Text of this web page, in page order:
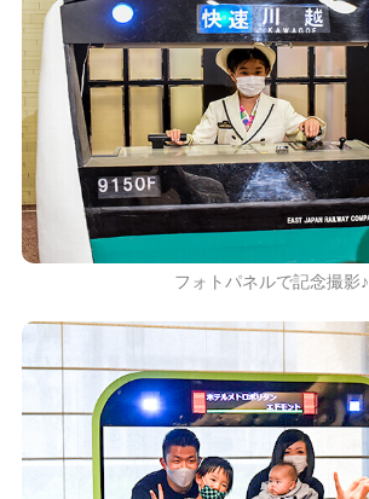
フォトパネルで記念撮影♪